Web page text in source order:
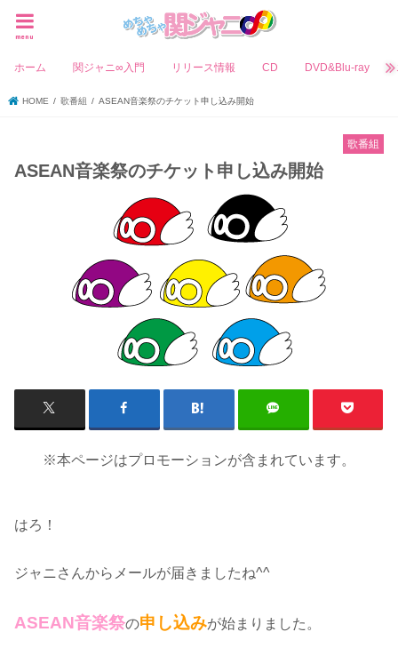
menu
ホーム 関ジャニ∞入門 リリース情報 CD DVD&Blu-ray
HOME 歌番組 ASEAN音楽祭のチケット申し込み開始
歌番組
ASEAN音楽祭のチケット申し込み開始
※本ページはプロモーションが含まれています。
はろ！
ジャニさんからメールが届きましたね^^
ASEAN音楽祭の申し込みが始まりました。